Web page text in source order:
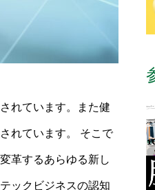
れています。また健
れています。 そこで
革するあらゆる新し
ックビジネスの認知